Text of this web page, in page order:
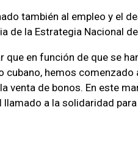
también al empleo y el
de la Estrategia Nacional
en función de que se
cubano, hemos comenzado
venta de bonos. En este
a la solidaridad